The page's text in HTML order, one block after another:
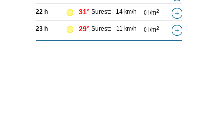
22 h 31° Sureste 14 km/h 0 l/m2
23 h 29° Sureste 11 km/h 0 l/m2